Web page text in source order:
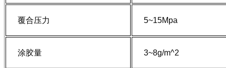
覆合压力 5~15Mpa
涂胶量 3~8g/m^2